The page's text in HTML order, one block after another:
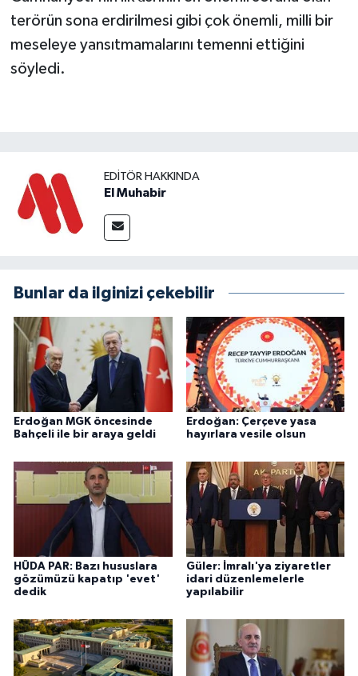
terörün sona erdirilmesi gibi çok önemli, milli bir
meseleye yansıtmamalarını temenni ettiğini
söyledi.
EDITÖR HAKKINDA
El Muhabir
Bunlar da ilginizi çekebilir
Erdoğan MGK öncesinde
Bahçeli ile bir araya geldi
Erdoğan: Çerçeve yasa
hayırlara vesile olsun
HÜDA PAR: Bazı hususlara
gözümüzü kapatıp 'evet'
dedik
Güler: İmralı'ya ziyaretler
idari düzenlemelerle
yapılabilir